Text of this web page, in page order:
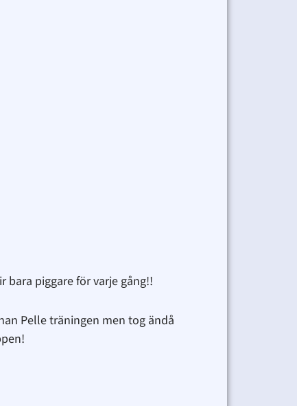
piggare för varje gång!!
Pelle träningen men tog ändå